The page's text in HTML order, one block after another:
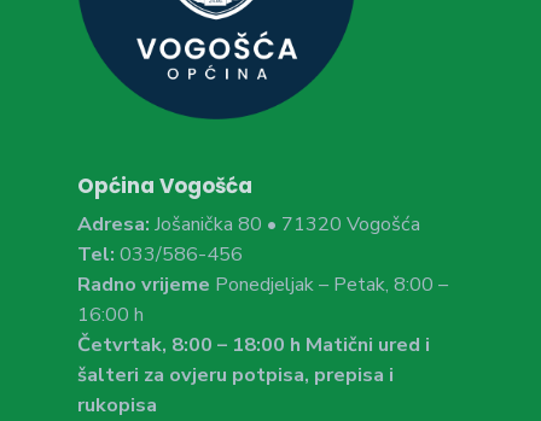
Općina Vogošća
Adresa: Jošanička 80 • 71320 Vogošća
Tel: 033/586-456
Radno vrijeme Ponedjeljak – Petak, 8:00 –
16:00 h
Četvrtak, 8:00 – 18:00 h Matični ured i
šalteri za ovjeru potpisa, prepisa i
rukopisa